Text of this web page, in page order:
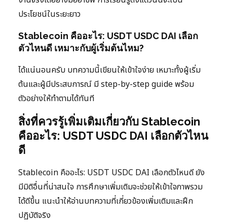
ประโยชน์ในระยะยาว
Stablecoin คืออะไร: USDT USDC DAI เลือก
ตัวไหนดี เหมาะกับผู้เริ่มต้นไหม?
ได้แน่นอนครับ บทความนี้เขียนให้เข้าใจง่าย เหมาะทั้งผู้เริ่ม
ต้นและผู้มีประสบการณ์ มี step-by-step guide พร้อม
ตัวอย่างให้ทำตามได้ทันที
สิ่งที่ควรรู้เพิ่มเติมเกี่ยวกับ Stablecoin
คืออะไร: USDT USDC DAI เลือกตัวไหน
ดี
Stablecoin คืออะไร: USDT USDC DAI เลือกตัวไหนดี ยัง
มีมิติอื่นที่น่าสนใจ การศึกษาเพิ่มเติมจะช่วยให้เข้าใจภาพรวม
ได้ดีขึ้น แนะนำให้อ่านบทความที่เกี่ยวข้องเพิ่มเติมและฝึก
ปฏิบัติจริง